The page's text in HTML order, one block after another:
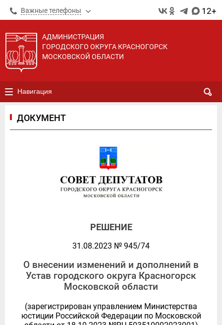
Важные телефоны 12+
АДМИНИСТРАЦИЯ
ГОРОДСКОГО ОКРУГА КРАСНОГОРСК
МОСКОВСКОЙ ОБЛАСТИ
Навигация
ДОКУМЕНТ
РЕШЕНИЕ
31.08.2023 № 945/74
О внесении изменений и дополнений в
Устав городского округа Красногорск
Московской области
(зарегистрирован управлением Министерства
юстиции Российской Федерации по Московской